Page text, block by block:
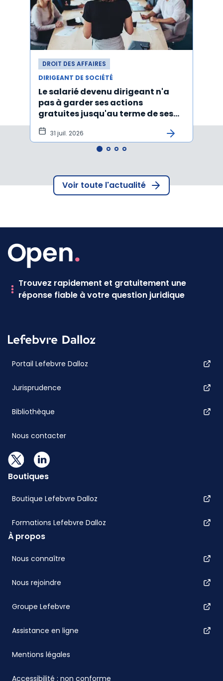
DROIT DES AFFAIRES
DIRIGEANT DE SOCIÉTÉ
Le salarié devenu dirigeant n'a
pas à garder ses actions
gratuites jusqu'au terme de ses
fonctions
31 juil. 2026
Voir toute l'actualité
Trouvez rapidement et gratuitement une
réponse fiable à votre question juridique
Portail Lefebvre Dalloz
Jurisprudence
Bibliothèque
Nous contacter
Boutiques
Boutique Lefebvre Dalloz
Formations Lefebvre Dalloz
À propos
Nous connaître
Nous rejoindre
Groupe Lefebvre
Assistance en ligne
Mentions légales
Accessibilité : non conforme